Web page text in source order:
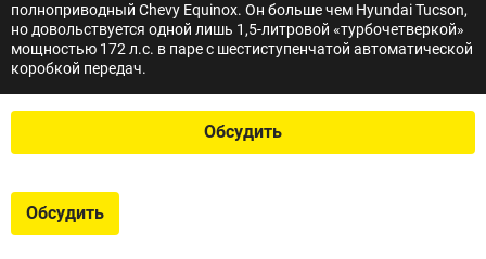
полноприводный Chevy Equinox. Он больше чем Hyundai Tucson,
но довольствуется одной лишь 1,5-литровой «турбочетверкой»
мощностью 172 л.с. в паре с шестиступенчатой автоматической
коробкой передач.
Обсудить
Обсудить